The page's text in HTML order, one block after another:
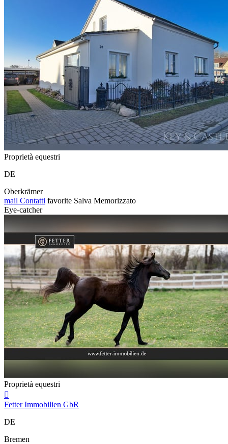
Proprietà equestri
DE
Oberkrämer
mail Contatti favorite Salva Memorizzato
Eye-catcher
Proprietà equestri

Fetter Immobilien GbR
DE
Bremen